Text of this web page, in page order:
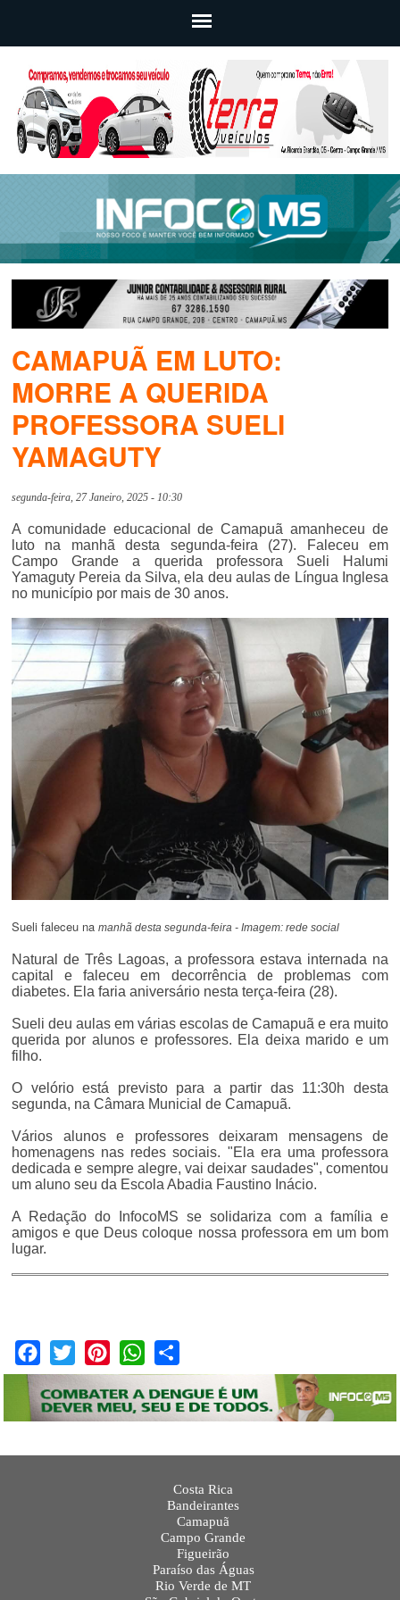
CAMAPUÃ EM LUTO:
MORRE A QUERIDA
PROFESSORA SUELI
YAMAGUTY
segunda-feira, 27 Janeiro, 2025 - 10:30
A comunidade educacional de Camapuã amanheceu de
luto na manhã desta segunda-feira (27). Faleceu em
Campo Grande a querida professora Sueli Halumi
Yamaguty Pereia da Silva, ela deu aulas de Língua Inglesa
no município por mais de 30 anos.
Sueli faleceu na manhã desta segunda-feira - Imagem: rede social
Natural de Três Lagoas, a professora estava internada na
capital e faleceu em decorrência de problemas com
diabetes. Ela faria aniversário nesta terça-feira (28).
Sueli deu aulas em várias escolas de Camapuã e era muito
querida por alunos e professores. Ela deixa marido e um
filho.
O velório está previsto para a partir das 11:30h desta
segunda, na Câmara Municial de Camapuã.
Vários alunos e professores deixaram mensagens de
homenagens nas redes sociais. "Ela era uma professora
dedicada e sempre alegre, vai deixar saudades", comentou
um aluno seu da Escola Abadia Faustino Inácio.
A Redação do InfocoMS se solidariza com a família e
amigos e que Deus coloque nossa professora em um bom
lugar.
Facebook
Twitter PinterestWhatsApp
Costa Rica
Bandeirantes
Camapuã
Campo Grande
Figueirão
Paraíso das Águas
Rio Verde de MT